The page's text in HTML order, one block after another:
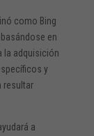
como Bing
en
la adquisición
y
resultar
a